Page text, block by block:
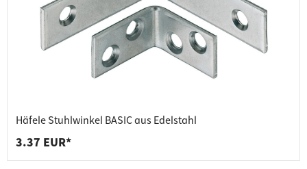
Häfele Stuhlwinkel BASIC aus Edelstahl
3.37 EUR*